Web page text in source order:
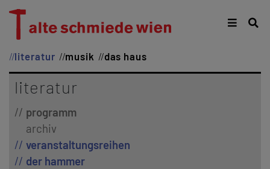
literatur musik das haus
literatur
programm
archiv
veranstaltungsreihen
der hammer